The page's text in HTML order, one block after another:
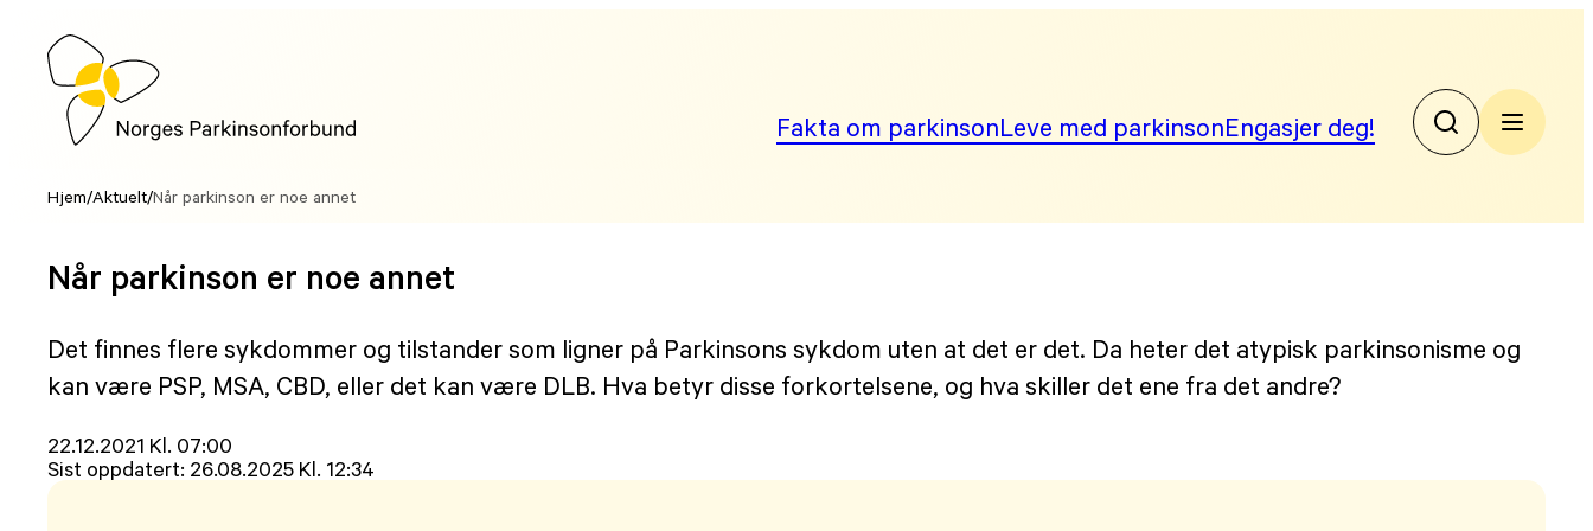
innhold
Fakta om parkinsonLeve med parkinsonEngasjer deg!
Hjem/Aktuelt/Når parkinson er noe annet
Når parkinson er noe annet
Det finnes flere sykdommer og tilstander som ligner på Parkinsons sykdom uten at det er det. Da heter det atypisk parkinsonisme og
kan være PSP, MSA, CBD, eller det kan være DLB. Hva betyr disse forkortelsene, og hva skiller det ene fra det andre?
Lagt
ut
på
22.12.2021 Kl. 07:00
Sist oppdatert: 26.08.2025 Kl. 12:34